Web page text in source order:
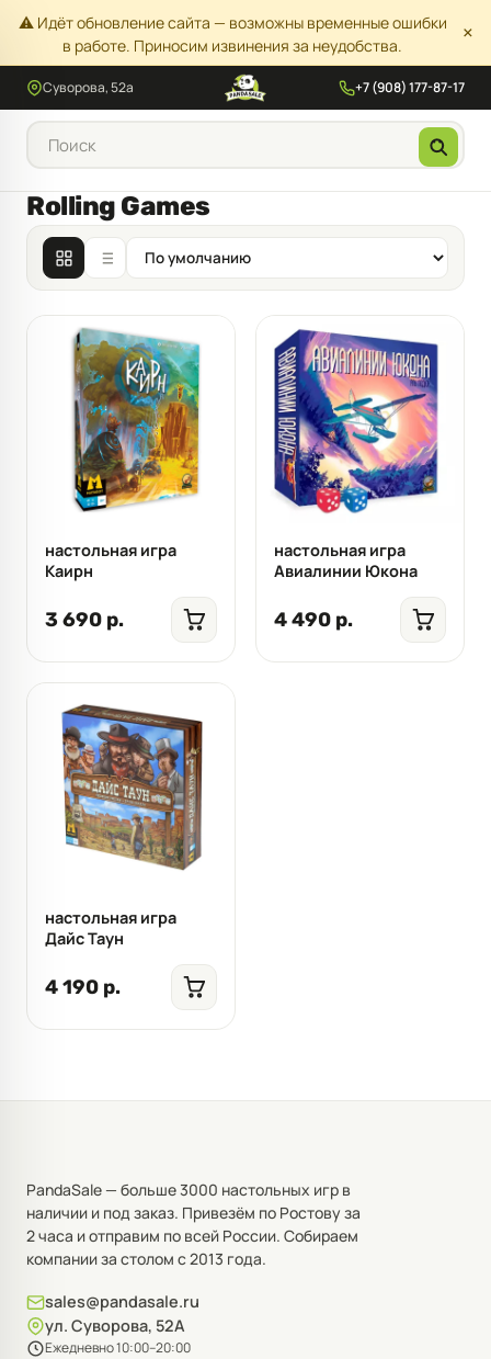
⚠️ Идёт обновление сайта — возможны временные ошибки
в работе. Приносим извинения за неудобства.
×
Суворова, 52а +7 (908) 177-87-17
Rolling Games
настольная игра
Каирн
3 690 р.
настольная игра
Авиалинии Юкона
4 490 р.
настольная игра
Дайс Таун
4 190 р.
PandaSale — больше 3000 настольных игр в
наличии и под заказ. Привезём по Ростову за
2 часа и отправим по всей России. Собираем
компании за столом с 2013 года.
sales@pandasale.ru
ул. Суворова, 52А
Ежедневно 10:00–20:00